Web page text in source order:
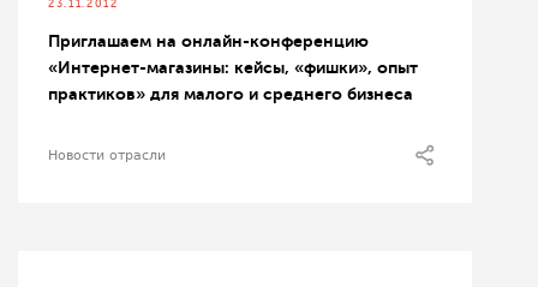
23.11.2012
Приглашаем на онлайн-конференцию
«Интернет-магазины: кейсы, «фишки», опыт
практиков» для малого и среднего бизнеса
Новости отрасли